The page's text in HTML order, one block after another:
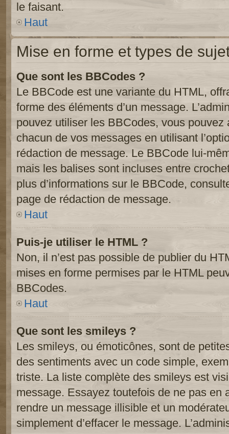
le faisant.
Haut
Mise en forme et types de
Que sont les BBCodes ?
Le BBCode est une variante du HTML,
forme des éléments d’un message.
pouvez utiliser les BBCodes, vous
chacun de vos messages en utilisant
rédaction de message. Le BBCode lui-
mais les balises sont incluses entre
plus d’informations sur le BBCode,
page de rédaction de message.
Haut
Puis-je utiliser le HTML ?
Non, il n’est pas possible de publier du
mises en forme permises par le HTML
BBCodes.
Haut
Que sont les smileys ?
Les smileys, ou émoticônes, sont de
des sentiments avec un code simple,
triste. La liste complète des smileys est
message. Essayez toutefois de ne pas en
rendre un message illisible et un
simplement d’effacer le message.